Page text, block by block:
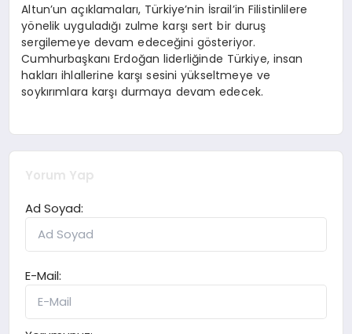
Altun’un açıklamaları, Türkiye’nin İsrail’in Filistinlilere
yönelik uyguladığı zulme karşı sert bir duruş
sergilemeye devam edeceğini gösteriyor.
Cumhurbaşkanı Erdoğan liderliğinde Türkiye, insan
hakları ihlallerine karşı sesini yükseltmeye ve
soykırımlara karşı durmaya devam edecek.
Yorum Yap
Ad Soyad:
E-Mail: